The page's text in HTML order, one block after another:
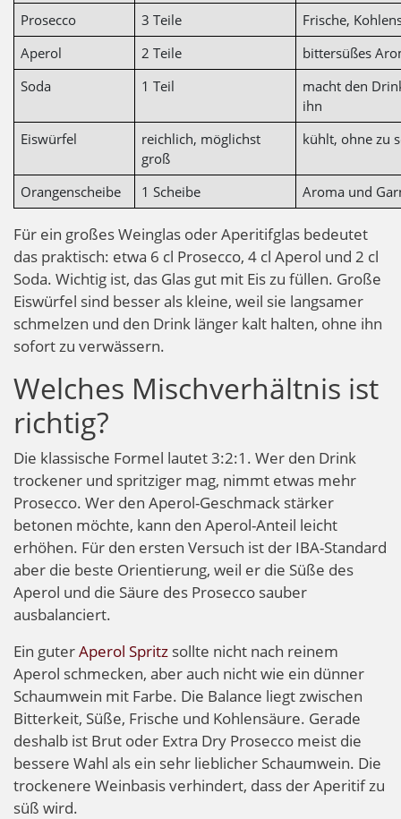
Prosecco 3 Teile
Frische,
Aperol
2 Teile
bittersüßes
Soda
1 Teil
macht den
ihn
Eiswürfel
reichlich, möglichst
groß
kühlt, ohne zu
Orangenscheibe 1 Scheibe Aroma und
Für ein großes Weinglas oder Aperitifglas bedeutet
das praktisch: etwa 6 cl Prosecco, 4 cl Aperol und 2 cl
Soda. Wichtig ist, das Glas gut mit Eis zu füllen. Große
Eiswürfel sind besser als kleine, weil sie langsamer
schmelzen und den Drink länger kalt halten, ohne ihn
sofort zu verwässern.
Welches Mischverhältnis ist
richtig?
Die klassische Formel lautet 3:2:1. Wer den Drink
trockener und spritziger mag, nimmt etwas mehr
Prosecco. Wer den Aperol-Geschmack stärker
betonen möchte, kann den Aperol-Anteil leicht
erhöhen. Für den ersten Versuch ist der IBA-Standard
aber die beste Orientierung, weil er die Süße des
Aperol und die Säure des Prosecco sauber
ausbalanciert.
Ein guterAperol Spritz sollte nicht nach reinem
Aperol schmecken, aber auch nicht wie ein dünner
Schaumwein mit Farbe. Die Balance liegt zwischen
Bitterkeit, Süße, Frische und Kohlensäure. Gerade
deshalb ist Brut oder Extra Dry Prosecco meist die
bessere Wahl als ein sehr lieblicher Schaumwein. Die
trockenere Weinbasis verhindert, dass der Aperitif zu
süß wird.